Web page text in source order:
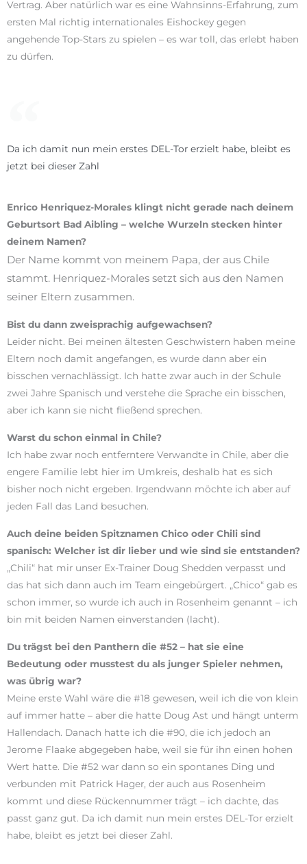
Vertrag. Aber natürlich war es eine Wahnsinns-Erfahrung, zum
ersten Mal richtig internationales Eishockey gegen
angehende Top-Stars zu spielen – es war toll, das erlebt haben
zu dürfen.
Da ich damit nun mein erstes DEL-Tor erzielt habe, bleibt es
jetzt bei dieser Zahl
Enrico Henriquez-Morales klingt nicht gerade nach deinem
Geburtsort Bad Aibling – welche Wurzeln stecken hinter
deinem Namen?
Der Name kommt von meinem Papa, der aus Chile
stammt. Henriquez-Morales setzt sich aus den Namen
seiner Eltern zusammen.
Bist du dann zweisprachig aufgewachsen?
Leider nicht. Bei meinen ältesten Geschwistern haben meine
Eltern noch damit angefangen, es wurde dann aber ein
bisschen vernachlässigt. Ich hatte zwar auch in der Schule
zwei Jahre Spanisch und verstehe die Sprache ein bisschen,
aber ich kann sie nicht fließend sprechen.
Warst du schon einmal in Chile?
Ich habe zwar noch entferntere Verwandte in Chile, aber die
engere Familie lebt hier im Umkreis, deshalb hat es sich
bisher noch nicht ergeben. Irgendwann möchte ich aber auf
jeden Fall das Land besuchen.
Auch deine beiden Spitznamen Chico oder Chili sind
spanisch: Welcher ist dir lieber und wie sind sie entstanden?
„Chili“ hat mir unser Ex-Trainer Doug Shedden verpasst und
das hat sich dann auch im Team eingebürgert. „Chico“ gab es
schon immer, so wurde ich auch in Rosenheim genannt – ich
bin mit beiden Namen einverstanden (lacht).
Du trägst bei den Panthern die #52 – hat sie eine
Bedeutung oder musstest du als junger Spieler nehmen,
was übrig war?
Meine erste Wahl wäre die #18 gewesen, weil ich die von klein
auf immer hatte – aber die hatte Doug Ast und hängt unterm
Hallendach. Danach hatte ich die #90, die ich jedoch an
Jerome Flaake abgegeben habe, weil sie für ihn einen hohen
Wert hatte. Die #52 war dann so ein spontanes Ding und
verbunden mit Patrick Hager, der auch aus Rosenheim
kommt und diese Rückennummer trägt – ich dachte, das
passt ganz gut. Da ich damit nun mein erstes DEL-Tor erzielt
habe, bleibt es jetzt bei dieser Zahl.